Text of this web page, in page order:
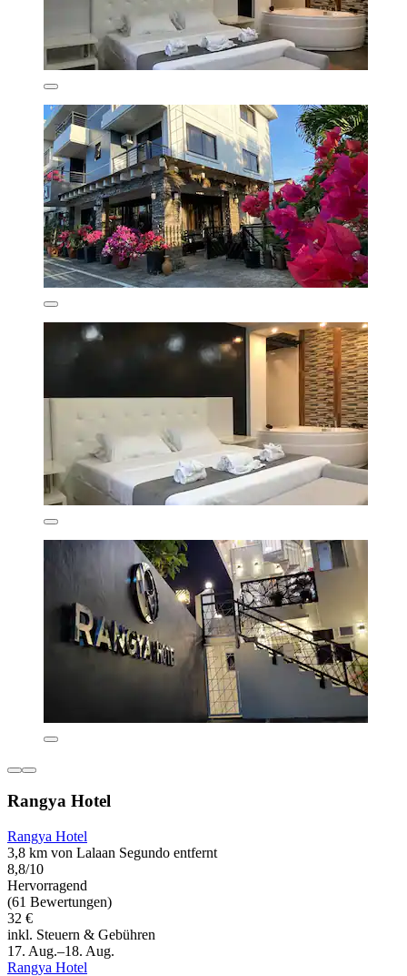
Rangya Hotel
Rangya Hotel
3,8 km von Lalaan Segundo entfernt
8,8/10
Hervorragend
(61 Bewertungen)
32 €
inkl. Steuern & Gebühren
17. Aug.–18. Aug.
Rangya Hotel